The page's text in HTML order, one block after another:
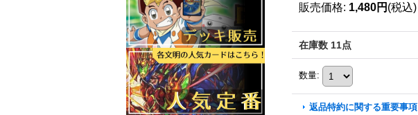
販売価格: 1,480円 (税込)
在庫数 11点
数量:
返品特約に関する重要事項